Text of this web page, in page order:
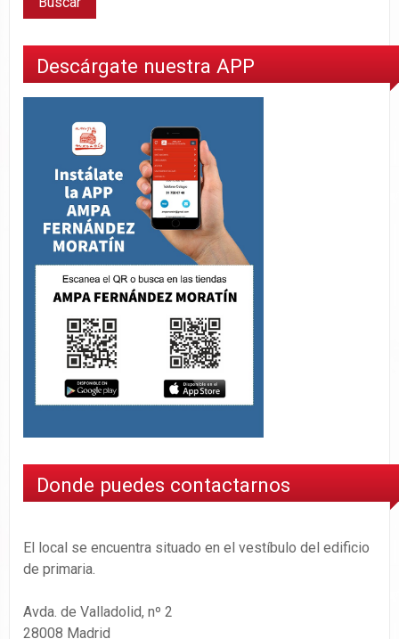
Descárgate nuestra APP
Donde puedes contactarnos
El local se encuentra situado en el vestíbulo del edificio
de primaria.
Avda. de Valladolid, nº 2
28008 Madrid